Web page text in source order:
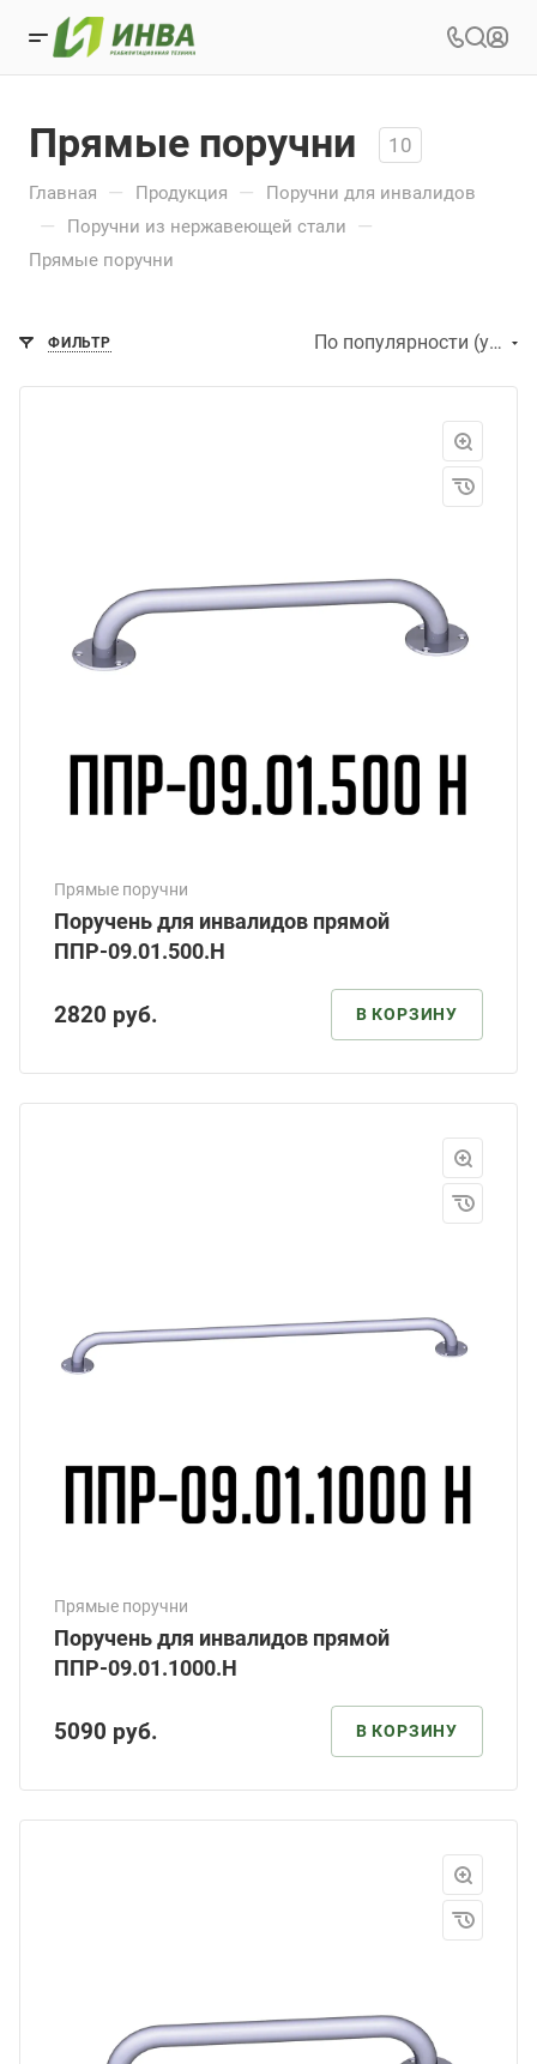
Прямые поручни 10
Главная — Продукция — Поручни для инвалидов
— Поручни из нержавеющей стали —
Прямые поручни
ФИЛЬТР По популярности (убывание)
Прямые поручни
Поручень для инвалидов прямой
ППР-09.01.500.Н
2820 руб. В КОРЗИНУ
Прямые поручни
Поручень для инвалидов прямой
ППР-09.01.1000.Н
5090 руб. В КОРЗИНУ